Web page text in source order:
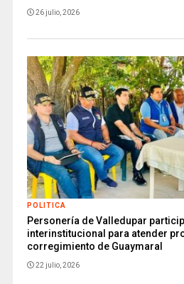
26 julio, 2026
POLITICA
Personería de Valledupar
interinstitucional para atender
corregimiento de Guaymaral
22 julio, 2026